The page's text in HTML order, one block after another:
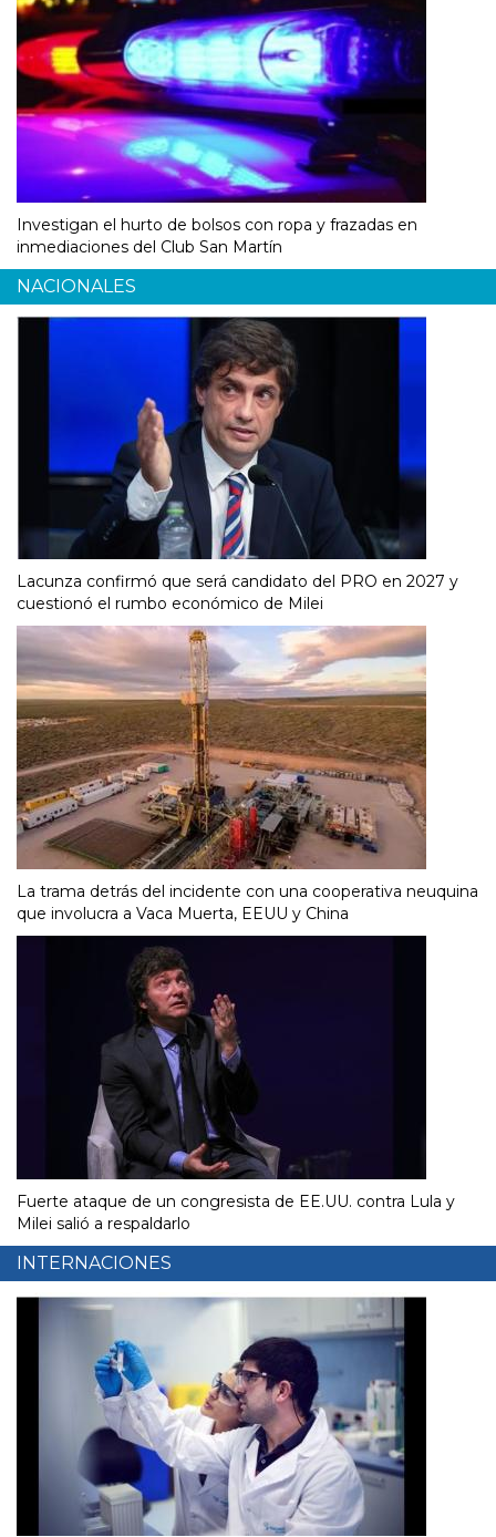
Investigan el hurto de bolsos con ropa y frazadas en
inmediaciones del Club San Martín
NACIONALES
Lacunza confirmó que será candidato del PRO en 2027 y
cuestionó el rumbo económico de Milei
La trama detrás del incidente con una cooperativa neuquina
que involucra a Vaca Muerta, EEUU y China
Fuerte ataque de un congresista de EE.UU. contra Lula y
Milei salió a respaldarlo
INTERNACIONES